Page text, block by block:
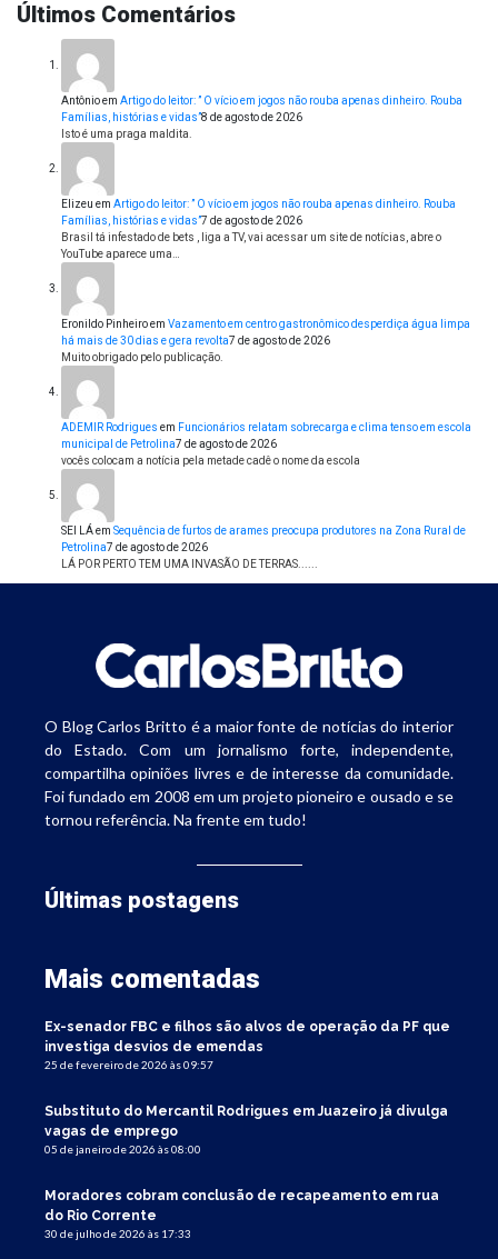
Últimos Comentários
Antônioem Artigo do leitor: ” O vício em jogos não rouba apenas dinheiro. Rouba
Famílias, histórias e vidas”8 de agosto de 2026
Isto é uma praga maldita.
Elizeu em Artigo do leitor: ” O vício em jogos não rouba apenas dinheiro. Rouba
Famílias, histórias e vidas”7 de agosto de 2026
Brasil tá infestado de bets , liga a TV, vai acessar um site de notícias, abre o
YouTube aparece uma…
Eronildo Pinheiroem Vazamento em centro gastronômico desperdiça água limpa
há mais de 30 dias e gera revolta7 de agosto de 2026
Muito obrigado pelo publicação.
ADEMIR Rodrigues em Funcionários relatam sobrecarga e clima tenso em escola
municipal de Petrolina7 de agosto de 2026
vocês colocam a notícia pela metade cadê o nome da escola
SEI LÁem Sequência de furtos de arames preocupa produtores na Zona Rural de
Petrolina7 de agosto de 2026
LÁ POR PERTO TEM UMA INVASÃO DE TERRAS......
O Blog Carlos Britto é a maior fonte de notícias do interior
do Estado. Com um jornalismo forte, independente,
compartilha opiniões livres e de interesse da comunidade.
Foi fundado em 2008 em um projeto pioneiro e ousado e se
tornou referência. Na frente em tudo!
Últimas postagens
Mais comentadas
Ex-senador FBC e filhos são alvos de operação da PF que
investiga desvios de emendas
25 de fevereiro de 2026 às 09:57
Substituto do Mercantil Rodrigues em Juazeiro já divulga
vagas de emprego
05 de janeiro de 2026 às 08:00
Moradores cobram conclusão de recapeamento em rua
do Rio Corrente
30 de julho de 2026 às 17:33